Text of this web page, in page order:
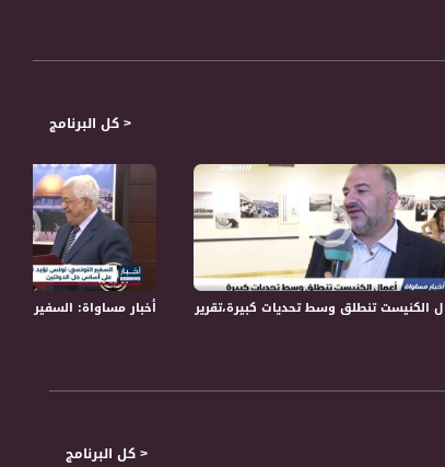
< كل البرنامج
أخبار مساواة: السفيرالكنيست تنطلق وسط تحديات كبيرة،تقرير،اخبار مساواة،1.5.2019،قناة مساواة
والازدهار للشعب الفلسطيني
< كل البرنامج